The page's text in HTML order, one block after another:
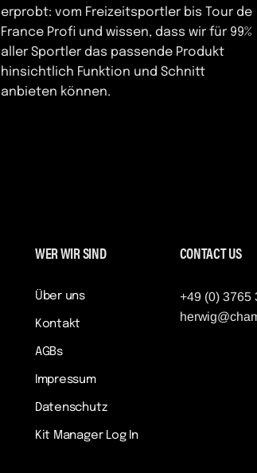
erprobt: vom Freizeitsportler bis Tour de
France Profi und wissen, dass wir für 99%
aller Sportler das passende Produkt
hinsichtlich Funktion und Schnitt
anbieten können.
WER WIR SIND
Über uns
Kontakt
AGBs
Impressum
Datenschutz
Kit Manager Log In
CONTACT US
+49 (0) 3765